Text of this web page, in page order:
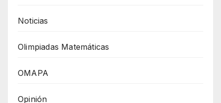
Noticias
Olimpiadas Matemáticas
OMAPA
Opinión